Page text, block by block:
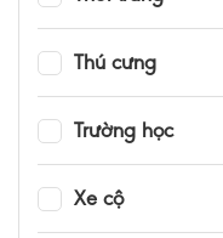
Thú cưng
Trường học
Xe cộ